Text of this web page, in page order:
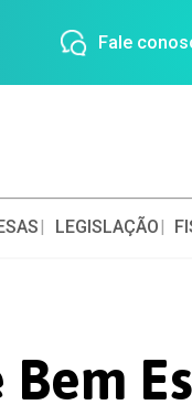
Fale
LEGISLAÇÃO